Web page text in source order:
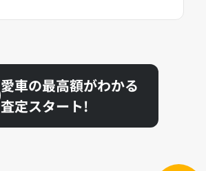
愛車の最高額がわかる
査定スタート!